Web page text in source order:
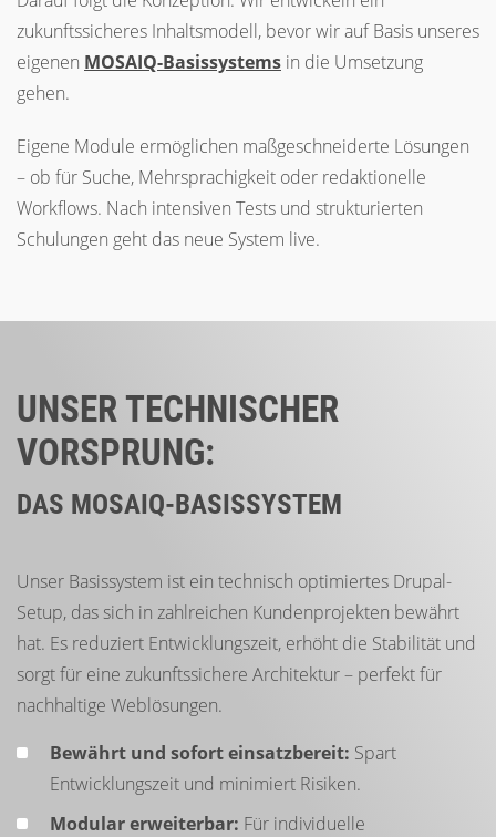
zukunftssicheres Inhaltsmodell, bevor wir auf Basis unseres
eigenen MOSAIQ-Basissystems in die Umsetzung
gehen.
Eigene Module ermöglichen maßgeschneiderte Lösungen
– ob für Suche, Mehrsprachigkeit oder redaktionelle
Workflows. Nach intensiven Tests und strukturierten
Schulungen geht das neue System live.
UNSER TECHNISCHER
VORSPRUNG:
DAS MOSAIQ-BASISSYSTEM
Unser Basissystem ist ein technisch optimiertes Drupal-
Setup, das sich in zahlreichen Kundenprojekten bewährt
hat. Es reduziert Entwicklungszeit, erhöht die Stabilität und
sorgt für eine zukunftssichere Architektur – perfekt für
nachhaltige Weblösungen.
Bewährt und sofort einsatzbereit: Spart
Entwicklungszeit und minimiert Risiken.
Modular erweiterbar: Für individuelle